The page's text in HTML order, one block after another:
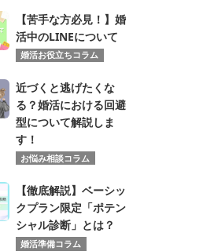
【苦手な方必見！】婚
活中のLINEについて
婚活お役立ちコラム
近づくと逃げたくな
る？婚活における回避
型について解説しま
す！
お悩み相談コラム
【徹底解説】ベーシッ
クプラン限定「ポテン
シャル診断」とは？
婚活準備コラム